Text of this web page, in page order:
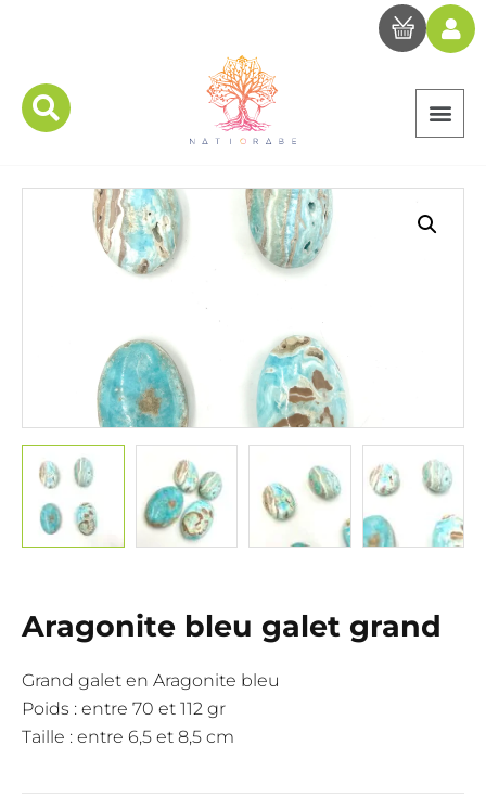
Aragonite bleu galet grand
Grand galet en Aragonite bleu
Poids : entre 70 et 112 gr
Taille : entre 6,5 et 8,5 cm